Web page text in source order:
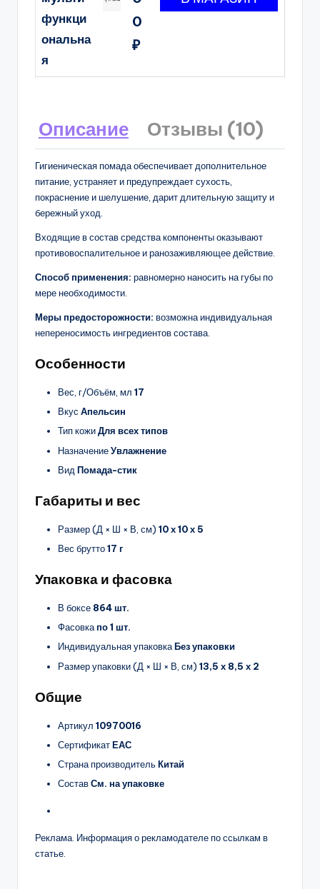
функци
ональна
я
0
₽
Описание Отзывы (10)
Гигиеническая помада обеспечивает дополнительное
питание, устраняет и предупреждает сухость,
покраснение и шелушение, дарит длительную защиту и
бережный уход.
Входящие в состав средства компоненты оказывают
противовоспалительное и ранозаживляющее действие.
Способ применения: равномерно наносить на губы по
мере необходимости.
Меры предосторожности: возможна индивидуальная
непереносимость ингредиентов состава.
Особенности
Вес, г/Объём, мл 17
Вкус Апельсин
Тип кожиДля всех типов
НазначениеУвлажнение
Вид Помада-стик
Габариты и вес
Размер (Д × Ш × В, см) 10 х 10 х 5
Вес брутто17 г
Упаковка и фасовка
В боксе 864 шт.
Фасовкапо 1 шт.
Индивидуальная упаковкаБез упаковки
Размер упаковки (Д × Ш × В, см) 13,5 х 8,5 х 2
Общие
Артикул 10970016
СертификатЕАС
Страна производительКитай
СоставСм. на упаковке
Реклама. Информация о рекламодателе по ссылкам в
статье.